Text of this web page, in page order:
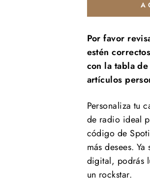
Por favor
estén
con la tabla
artículos
Personaliza tu
de radio ideal
código de
más desees.
digital, podrás
un rockstar.